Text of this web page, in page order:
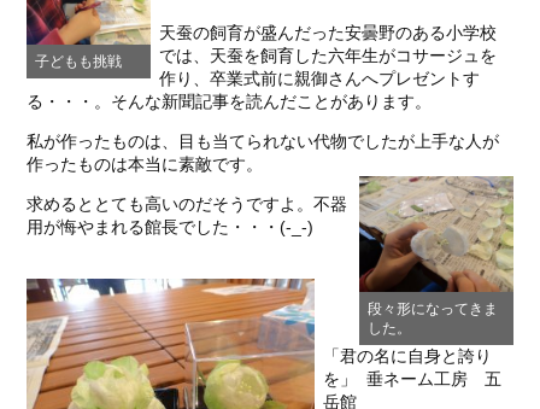
子どもも挑戦
天蚕の飼育が盛んだった安曇野のある小学校
では、天蚕を飼育した六年生がコサージュを
作り、卒業式前に親御さんへプレゼントす
る・・・。そんな新聞記事を読んだことがあります。
私が作ったものは、目も当てられない代物でしたが上手な人が
作ったものは本当に素敵です。
段々形になってきま
した。
求めるととても高いのだそうですよ。不器
用が悔やまれる館長でした・・・(-_-)
「君の名に自身と誇り
を」 垂ネーム工房 五
岳館